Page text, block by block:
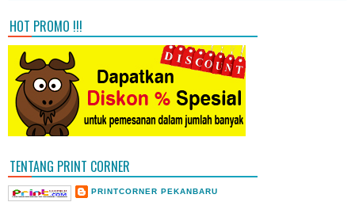
HOT PROMO !!!
TENTANG PRINT CORNER
PRINTCORNER PEKANBARU